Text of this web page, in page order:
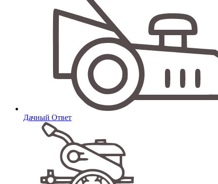
Дачный Ответ